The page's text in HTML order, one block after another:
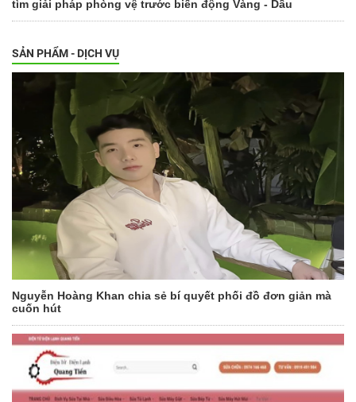
tìm giải pháp phòng vệ trước biến động Vàng - Dầu
SẢN PHẨM - DỊCH VỤ
Nguyễn Hoàng Khan chia sẻ bí quyết phối đồ đơn giản mà
cuốn hút